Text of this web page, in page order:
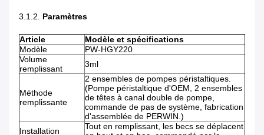
3.1.2. Paramètres
Article
Modèle et spécifications
Modèle
PW-HGY220
Volume
remplissant
3ml
Méthode
remplissante
2 ensembles de pompes péristaltiques.
(Pompe péristaltique d'OEM, 2 ensembles
de têtes à canal double de pompe,
commande de pas de système, fabrication
d'assemblée de PERWIN.)
Installation
Tout en remplissant, les becs se déplacent